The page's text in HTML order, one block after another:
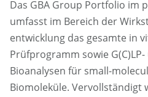
Das GBA Group Portfolio im
umfasst im Bereich der
entwicklung das gesamte in
Prüfprogramm sowie
Bioanalysen für small-
Biomoleküle. Vervollständigt